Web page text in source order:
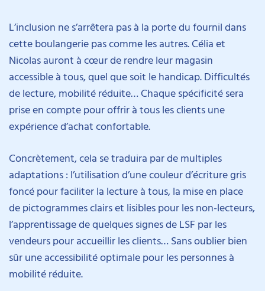
L’inclusion ne s’arrêtera pas à la porte du fournil dans
cette boulangerie pas comme les autres. Célia et
Nicolas auront à cœur de rendre leur magasin
accessible à tous, quel que soit le handicap. Difficultés
de lecture, mobilité réduite… Chaque spécificité sera
prise en compte pour offrir à tous les clients une
expérience d’achat confortable.
Concrètement, cela se traduira par de multiples
adaptations : l’utilisation d’une couleur d’écriture gris
foncé pour faciliter la lecture à tous, la mise en place
de pictogrammes clairs et lisibles pour les non-lecteurs,
l’apprentissage de quelques signes de LSF par les
vendeurs pour accueillir les clients… Sans oublier bien
sûr une accessibilité optimale pour les personnes à
mobilité réduite.